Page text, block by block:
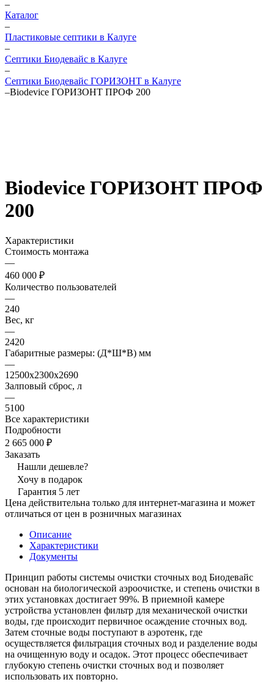
–
Каталог
–
Пластиковые септики в Калуге
–
Септики Биодевайс в Калуге
–
Септики Биодевайс ГОРИЗОНТ в Калуге
–Biodevice ГОРИЗОНТ ПРОФ 200
Biodevice ГОРИЗОНТ ПРОФ
200
Характеристики
Стоимость монтажа
—
460 000 ₽
Количество пользователей
—
240
Вес, кг
—
2420
Габаритные размеры: (Д*Ш*В) мм
—
12500х2300х2690
Залповый сброс, л
—
5100
Все характеристики
Подробности
2 665 000 ₽
Заказать
Нашли дешевле?
Хочу в подарок
Гарантия 5 лет
Цена действительна только для интернет-магазина и может
отличаться от цен в розничных магазинах
Описание
Характеристики
Документы
Принцип работы системы очистки сточных вод Биодевайс
основан на биологической аэроочистке, и степень очистки в
этих установках достигает 99%. В приемной камере
устройства установлен фильтр для механической очистки
воды, где происходит первичное осаждение сточных вод.
Затем сточные воды поступают в аэротенк, где
осуществляется фильтрация сточных вод и разделение воды
на очищенную воду и осадок. Этот процесс обеспечивает
глубокую степень очистки сточных вод и позволяет
использовать их повторно.